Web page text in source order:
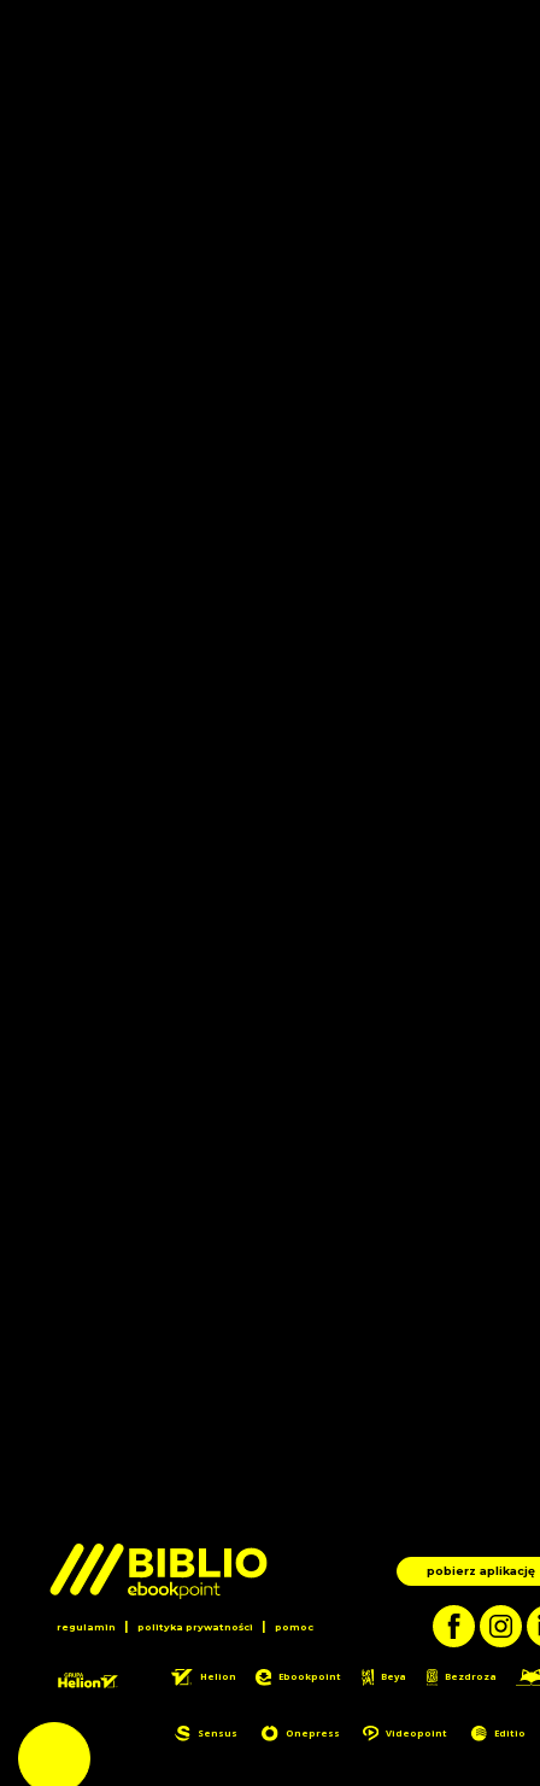
pobierz aplikację
regulamin | polityka prywatności | pomoc
Helion Ebookpoint Beya Bezdroza
Sensus Onepress Videopoint Editio